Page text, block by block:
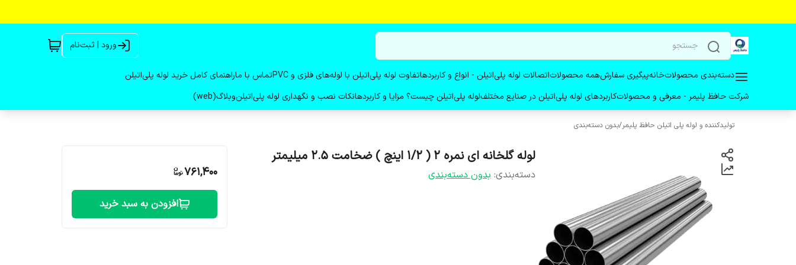
ورود | ثبت‌نام
دسته‌بندی محصولاتخانهپیگیری سفارشهمه محصولاتاتصالات لوله پلی‌اتیلن - انواع و کاربردهاتفاوت لوله پلی‌اتیلن با لوله‌های فلزی و PVC تماس با ماراهنمای کامل خرید لوله پلی‌اتیلن
شرکت حافظ پلیمر - معرفی و محصولاتکاربردهای لوله پلی‌اتیلن در صنایع مختلفلوله پلی‌اتیلن چیست؟ مزایا و کاربردهانکات نصب و نگهداری لوله پلی‌اتیلنوبلاگ(web)
تولیدکننده و لوله پلی اتیلن حافظ پلیمر/بدون دسته‌بندی
لوله گلخانه ای نمره 2 ( 1/2 اینچ ) ضخامت 2.5 میلیمتر
دسته‌بندی: بدون دسته‌بندی 761,400
افزودن به سبد خرید